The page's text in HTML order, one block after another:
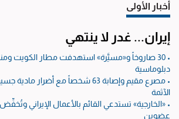
أخبار الأولى
إيران... غدر لا ينتهي
• 30 صاروخاً و«مسيَّرة» استهدفت مطار الكويت
دبلوماسية
• مصرع مقيم وإصابة 63 شخصاً مع أضرار
الآثمة
• «الخارجية» تستدعي القائم بالأعمال الإيراني
عضوين